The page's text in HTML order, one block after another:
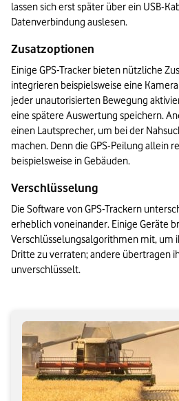
lassen sich erst später über ein USB-
Datenverbindung auslesen.
Zusatzoptionen
Einige GPS-Tracker bieten nützliche
integrieren beispielsweise eine
jeder unautorisierten Bewegung
eine spätere Auswertung speichern.
einen Lautsprecher, um bei der
machen. Denn die GPS-Peilung allein
beispielsweise in Gebäuden.
Verschlüsselung
Die Software von GPS-Trackern
erheblich voneinander. Einige Geräte
Verschlüsselungsalgorithmen mit, um
Dritte zu verraten; andere übertragen
unverschlüsselt.